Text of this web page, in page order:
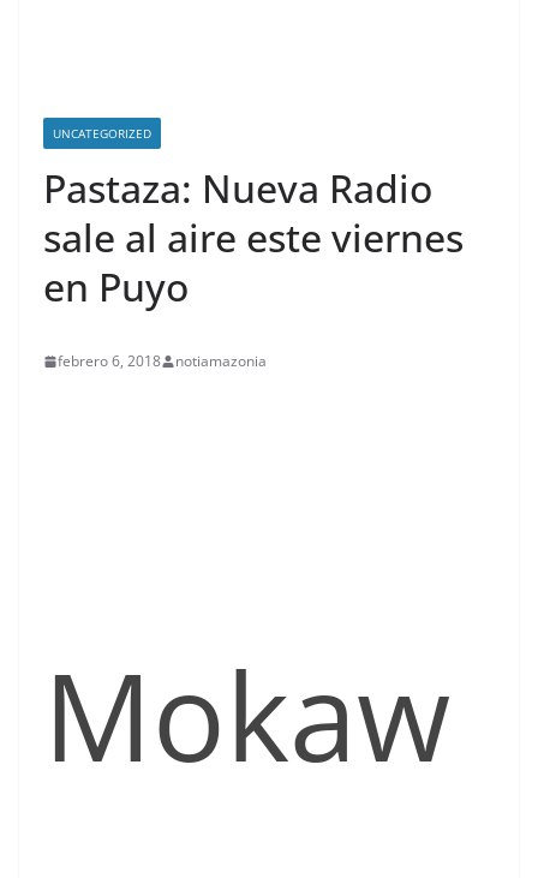
UNCATEGORIZED
Pastaza: Nueva Radio
sale al aire este viernes
en Puyo
febrero 6, 2018 notiamazonia
Mokaw